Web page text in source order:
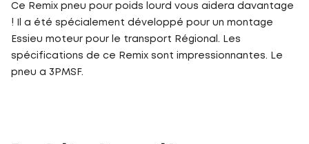
Ce Remix pneu pour poids lourd vous aidera davantage
! Il a été spécialement développé pour un montage
Essieu moteur pour le transport Régional. Les
spécifications de ce Remix sont impressionnantes. Le
pneu a 3PMSF.